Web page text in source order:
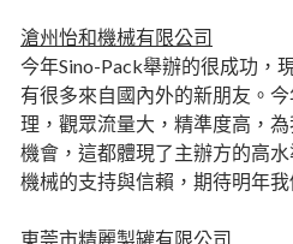
滄州怡和機械有限公司
今年Sino-Pack舉辦的很成功，
有很多來自國內外的新朋友。
理，觀眾流量大，精準度高，
機會，這都體現了主辦方的高
機械的支持與信賴，期待明年我
東莞市精麗製罐有限公司